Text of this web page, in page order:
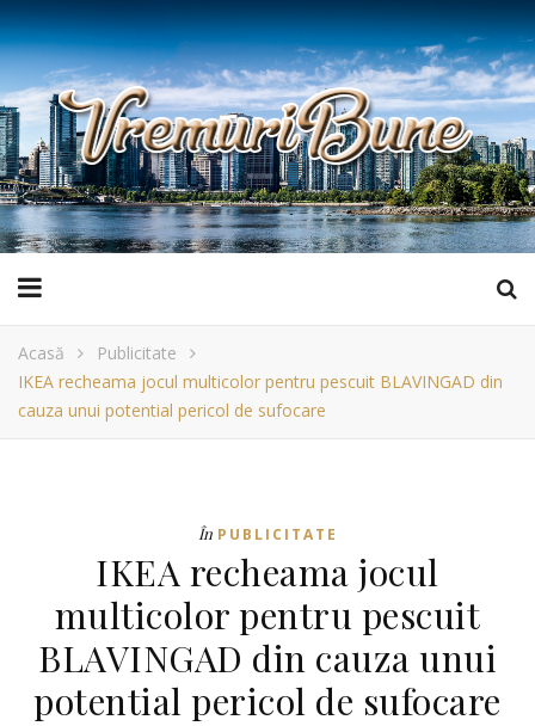
Acasă
Publicitate
IKEA recheama jocul multicolor pentru pescuit BLAVINGAD din
cauza unui potential pericol de sufocare
În PUBLICITATE
IKEA recheama jocul
multicolor pentru pescuit
BLAVINGAD din cauza unui
potential pericol de sufocare